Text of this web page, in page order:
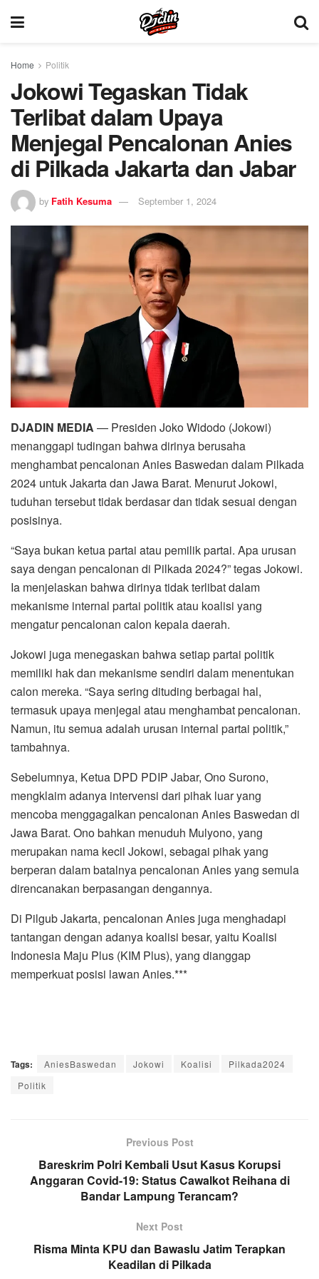
Home Politik
Jokowi Tegaskan Tidak
Terlibat dalam Upaya
Menjegal Pencalonan Anies
di Pilkada Jakarta dan Jabar
by Fatih Kesuma September 1, 2024
DJADIN MEDIA — Presiden Joko Widodo (Jokowi)
menanggapi tudingan bahwa dirinya berusaha
menghambat pencalonan Anies Baswedan dalam Pilkada
2024 untuk Jakarta dan Jawa Barat. Menurut Jokowi,
tuduhan tersebut tidak berdasar dan tidak sesuai dengan
posisinya.
“Saya bukan ketua partai atau pemilik partai. Apa urusan
saya dengan pencalonan di Pilkada 2024?” tegas Jokowi.
Ia menjelaskan bahwa dirinya tidak terlibat dalam
mekanisme internal partai politik atau koalisi yang
mengatur pencalonan calon kepala daerah.
Jokowi juga menegaskan bahwa setiap partai politik
memiliki hak dan mekanisme sendiri dalam menentukan
calon mereka. “Saya sering dituding berbagai hal,
termasuk upaya menjegal atau menghambat pencalonan.
Namun, itu semua adalah urusan internal partai politik,”
tambahnya.
Sebelumnya, Ketua DPD PDIP Jabar, Ono Surono,
mengklaim adanya intervensi dari pihak luar yang
mencoba menggagalkan pencalonan Anies Baswedan di
Jawa Barat. Ono bahkan menuduh Mulyono, yang
merupakan nama kecil Jokowi, sebagai pihak yang
berperan dalam batalnya pencalonan Anies yang semula
direncanakan berpasangan dengannya.
Di Pilgub Jakarta, pencalonan Anies juga menghadapi
tantangan dengan adanya koalisi besar, yaitu Koalisi
Indonesia Maju Plus (KIM Plus), yang dianggap
memperkuat posisi lawan Anies.***
Tags: AniesBaswedan Jokowi Koalisi
Pilkada2024
Politik
Previous Post
Bareskrim Polri Kembali Usut Kasus Korupsi
Anggaran Covid-19: Status Cawalkot Reihana di
Bandar Lampung Terancam?
Next Post
Risma Minta KPU dan Bawaslu Jatim Terapkan
Keadilan di Pilkada